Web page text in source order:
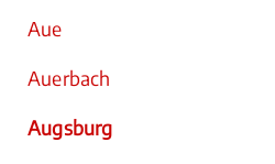
Aue
Auerbach
Augsburg